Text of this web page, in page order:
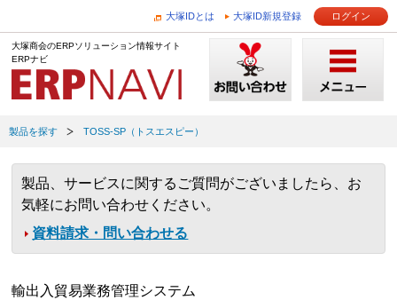
大塚IDとは 大塚ID新規登録 ログイン
大塚商会のERPソリューション情報サイト
ERPナビ
製品を探す TOSS-SP（トスエスピー）
製品、サービスに関するご質問がございましたら、お
気軽にお問い合わせください。
資料請求・問い合わせる
輸出入貿易業務管理システム